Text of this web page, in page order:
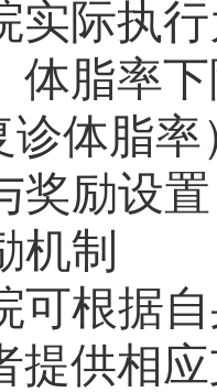
实际执
体脂率
诊体脂
奖励设置
机制
可根据
提供相